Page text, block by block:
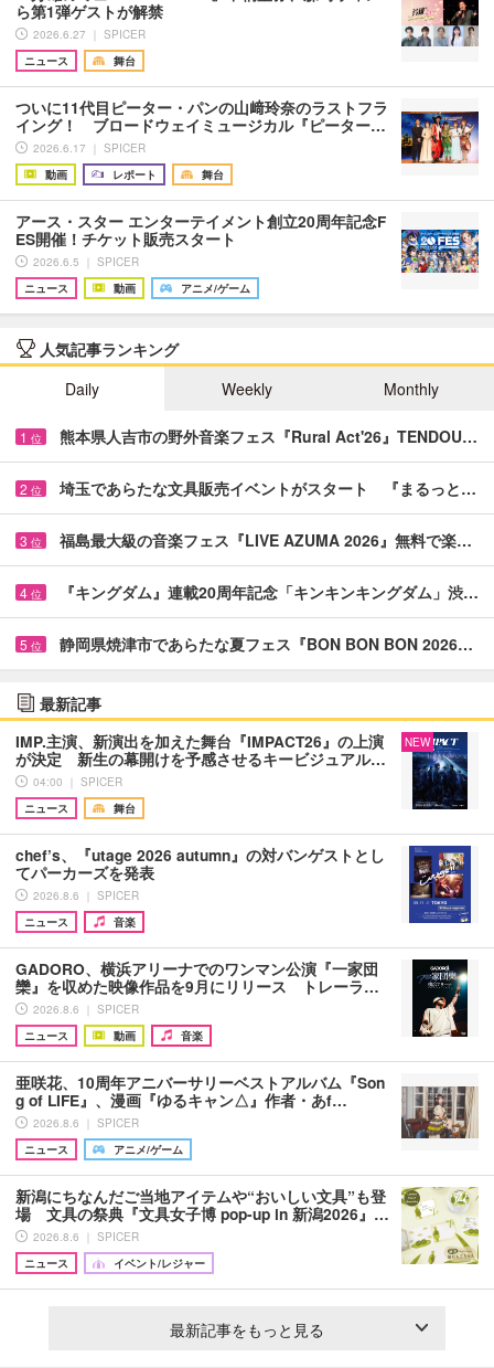
ら第1弾ゲストが解禁
2026.6.27 ｜ SPICER
ニュース
舞台
ついに11代目ピーター・パンの山﨑玲奈のラストフラ
イング！ ブロードウェイミュージカル『ピーター…
2026.6.17 ｜ SPICER
動画
レポート 舞台
アース・スター エンターテイメント創立20周年記念F
ES開催！チケット販売スタート
2026.6.5 ｜ SPICER
ニュース
動画 アニメ/ゲーム
人気記事ランキング
Daily
Weekly Monthly
1 位 熊本県人吉市の野外音楽フェス『Rural Act'26』TENDOU…
2 位 埼玉であらたな文具販売イベントがスタート 『まるっと…
3 位 福島最大級の音楽フェス『LIVE AZUMA 2026』無料で楽…
4 位 『キングダム』連載20周年記念「キンキンキングダム」渋…
5 位 静岡県焼津市であらたな夏フェス『BON BON BON 2026…
最新記事
IMP.主演、新演出を加えた舞台『IMPACT26』の上演
が決定 新生の幕開けを予感させるキービジュアル…
04:00 ｜ SPICER
ニュース
舞台
NEW
chef’s、『utage 2026 autumn』の対バンゲストとし
てパーカーズを発表
2026.8.6 ｜ SPICER
ニュース
音楽
GADORO、横浜アリーナでのワンマン公演『一家団
欒』を収めた映像作品を9月にリリース トレーラ…
2026.8.6 ｜ SPICER
ニュース
動画 音楽
亜咲花、10周年アニバーサリーベストアルバム『Son
g of LIFE』、漫画『ゆるキャン△』作者・あf…
2026.8.6 ｜ SPICER
ニュース
アニメ/ゲーム
新潟にちなんだご当地アイテムや“おいしい文具”も登
場 文具の祭典『文具女子博 pop-up in 新潟2026』…
2026.8.6 ｜ SPICER
ニュース
イベント/レジャー
最新記事をもっと見る